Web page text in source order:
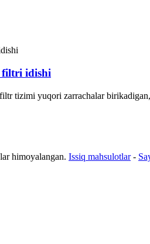
filtri idishi
tizimi yuqori zarrachalar
himoyalangan. Issiq mahsulotlar-